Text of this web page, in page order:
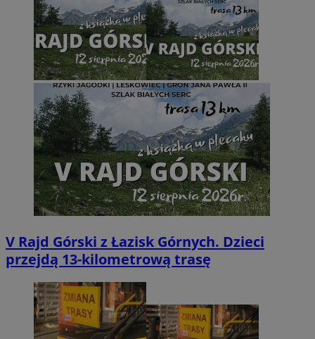
V Rajd Górski z Łazisk Górnych. Dzieci
przejdą 13-kilometrową trasę